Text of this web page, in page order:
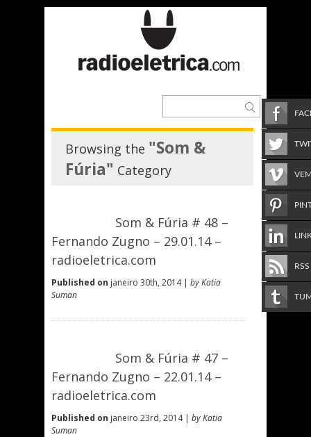
Browsing the "Som &
Fúria" Category
Som & Fúria # 48 –
Fernando Zugno – 29.01.14 –
radioeletrica.com
Published on janeiro 30th, 2014 | by Katia
Suman
Som & Fúria # 47 –
Fernando Zugno – 22.01.14 –
radioeletrica.com
Published on janeiro 23rd, 2014 | by Katia
Suman
RSS